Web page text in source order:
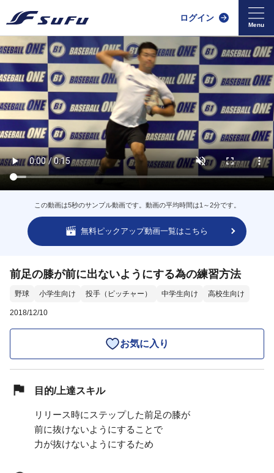
ログイン
この動画は5秒のサンプル動画です。動画の平均時間は1～2分です。
無料ピックアップ動画一覧はこちら
前足の膝が前に出ないようにする為の練習方法
野球 小学生向け 投手（ピッチャー） 中学生向け 高校生向け
2018/12/10
お気に入り
目的/上達スキル
リリース時にステップした前足の膝が
前に抜けないようにすることで
力が抜けないようにするため